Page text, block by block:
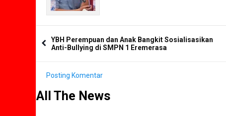
YBH Perempuan dan Anak Bangkit Sosialisasikan
Anti-Bullying di SMPN 1 Eremerasa
Posting Komentar
All The News